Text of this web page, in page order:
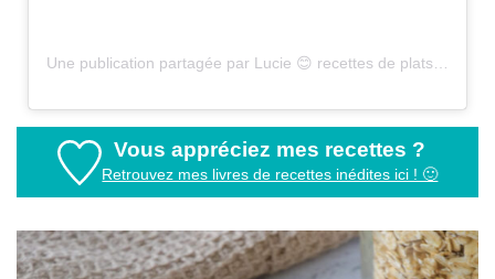
Vous appréciez mes recettes ?
Retrouvez mes livres de recettes inédites ici ! 🙂